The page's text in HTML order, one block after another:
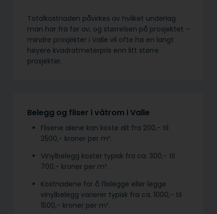
Totalkostnaden påvirkes av hvilket underlag
man har fra før av, og størrelsen på prosjektet –
mindre prosjekter i Valle vil ofte ha en langt
høyere kvadratmeterpris enn litt større
prosjekter.
Belegg og fliser i våtrom i Valle
Flisene alene kan koste alt fra 200,- til
2500,- kroner per m².
Vinylbelegg koster typisk fra ca. 300,- til
700,- kroner per m².
Kostnadene for å flislegge eller legge
vinylbelegg varierer typisk fra ca. 1000,- til
1500,- kroner per m².